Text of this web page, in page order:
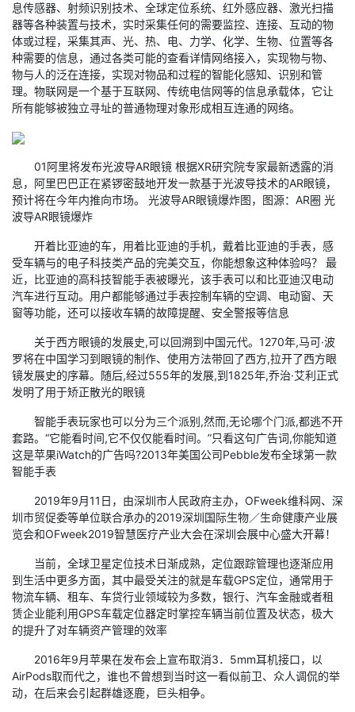
息传感器、射频识别技术、全球定位系统、红外感应器、激光扫描
器等各种装置与技术，实时采集任何的需要监控、连接、互动的物
体或过程，采集其声、光、热、电、力学、化学、生物、位置等各
种需要的信息，通过各类可能的查看详情网络接入，实现物与物、
物与人的泛在连接，实现对物品和过程的智能化感知、识别和管
理。物联网是一个基于互联网、传统电信网等的信息承载体，它让
所有能够被独立寻址的普通物理对象形成相互连通的网络。
01阿里将发布光波导AR眼镜 根据XR研究院专家最新透露的消
息，阿里巴巴正在紧锣密鼓地开发一款基于光波导技术的AR眼镜，
预计将在今年内推向市场。 光波导AR眼镜爆炸图，图源：AR圈 光
波导AR眼镜爆炸
开着比亚迪的车，用着比亚迪的手机，戴着比亚迪的手表，感
受车辆与的电子科技类产品的完美交互，你能想象这种体验吗？ 最
近，比亚迪的高科技智能手表被曝光，该手表可以和比亚迪汉电动
汽车进行互动。用户都能够通过手表控制车辆的空调、电动窗、天
窗等功能，还可以接收车辆的故障提醒、安全警报等信息
关于西方眼镜的发展史,可以回溯到中国元代。1270年,马可·波
罗将在中国学习到眼镜的制作、使用方法带回了西方,拉开了西方眼
镜发展史的序幕。随后,经过555年的发展,到1825年,乔治·艾利正式
发明了用于矫正散光的眼镜
智能手表玩家也可以分为三个派别,然而,无论哪个门派,都逃不开
套路。“它能看时间,它不仅仅能看时间。”只看这句广告词,你能知道
这是苹果iWatch的广告吗?2013年美国公司Pebble发布全球第一款
智能手表
2019年9月11日，由深圳市人民政府主办，OFweek维科网、深
圳市贸促委等单位联合承办的2019深圳国际生物／生命健康产业展
览会和OFweek2019智慧医疗产业大会在深圳会展中心盛大开幕！
当前，全球卫星定位技术日渐成熟，定位跟踪管理也逐渐应用
到生活中更多方面，其中最受关注的就是车载GPS定位，通常用于
物流车辆、租车、车贷行业领域较为多数，银行、汽车金融或者租
赁企业能利用GPS车载定位器定时掌控车辆当前位置及状态，极大
的提升了对车辆资产管理的效率
2016年9月苹果在发布会上宣布取消3．5mm耳机接口，以
AirPods取而代之，谁也不曾想到当时这一看似前卫、众人调侃的举
动，在后来会引起群雄逐鹿，巨头相争。